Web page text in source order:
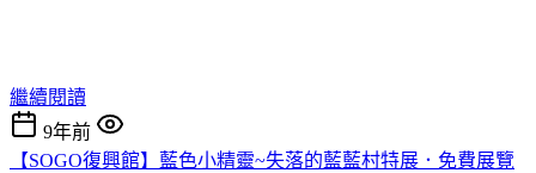
繼續閱讀
9年前
【SOGO復興館】藍色小精靈~失落的藍藍村特展．免費展覽